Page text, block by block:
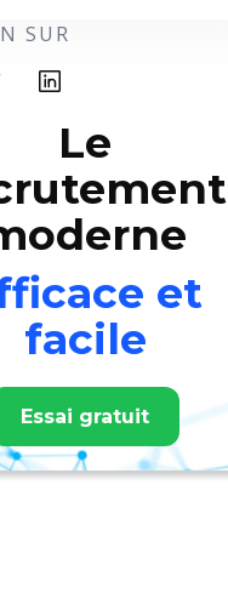
SUR
Le
et
facile
Essai gratuit